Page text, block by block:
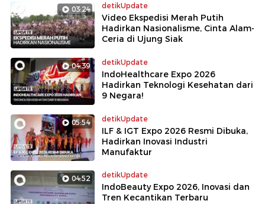
03:24 detikUpdate
Video Ekspedisi Merah Putih
Hadirkan Nasionalisme, Cinta Alam-
Ceria di Ujung Siak
04:39 detikUpdate
IndoHealthcare Expo 2026
Hadirkan Teknologi Kesehatan dari
9 Negara!
05:54 detikUpdate
ILF & IGT Expo 2026 Resmi Dibuka,
Hadirkan Inovasi Industri
Manufaktur
04:52 detikUpdate
IndoBeauty Expo 2026, Inovasi dan
Tren Kecantikan Terbaru